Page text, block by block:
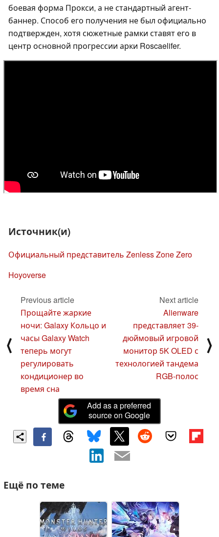
боевая форма Прокси, а не стандартный агент-
баннер. Способ его получения не был официально
подтвержден, хотя сюжетные рамки ставят его в
центр основной прогрессии арки Roscaelifer.
Источник(и)
Официальный представитель Zenless Zone Zero
Hoyoverse
⟨
Previous article
Прощайте жаркие
ночи: Galaxy Кольцо и
часы Galaxy Watch
теперь могут
регулировать
кондиционер во
время сна
Next article
Alienware
представляет 39-
дюймовый игровой
монитор 5K OLED с
технологией тандема
RGB-полос
⟩
Add as a preferred
source on Google
Ещё по теме